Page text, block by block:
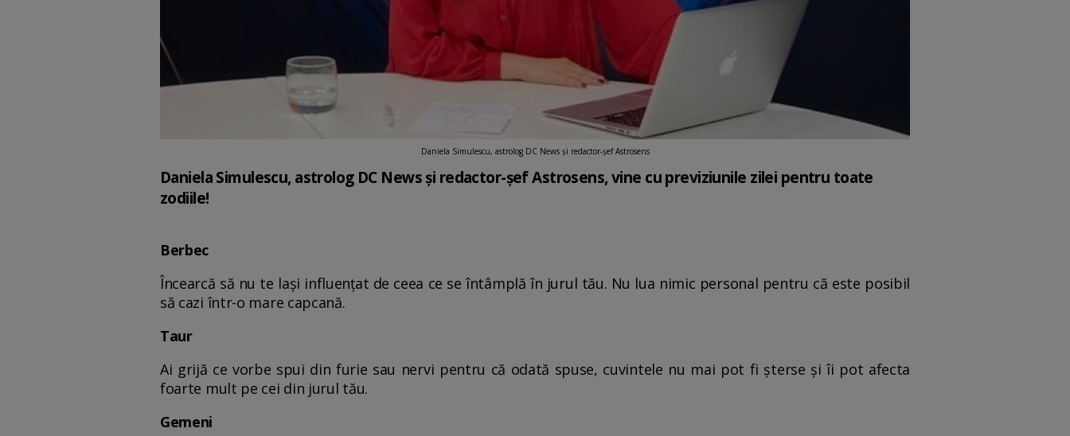
Daniela Simulescu, astrolog DC News și redactor-șef Astrosens
Daniela Simulescu, astrolog DC News și redactor-șef Astrosens, vine cu previziunile zilei pentru toate
zodiile!
Berbec
Încearcă să nu te lași influențat de ceea ce se întâmplă în jurul tău. Nu lua nimic personal pentru că este posibil
să cazi într-o mare capcană.
Taur
Ai grijă ce vorbe spui din furie sau nervi pentru că odată spuse, cuvintele nu mai pot fi șterse și îi pot afecta
foarte mult pe cei din jurul tău.
Gemeni